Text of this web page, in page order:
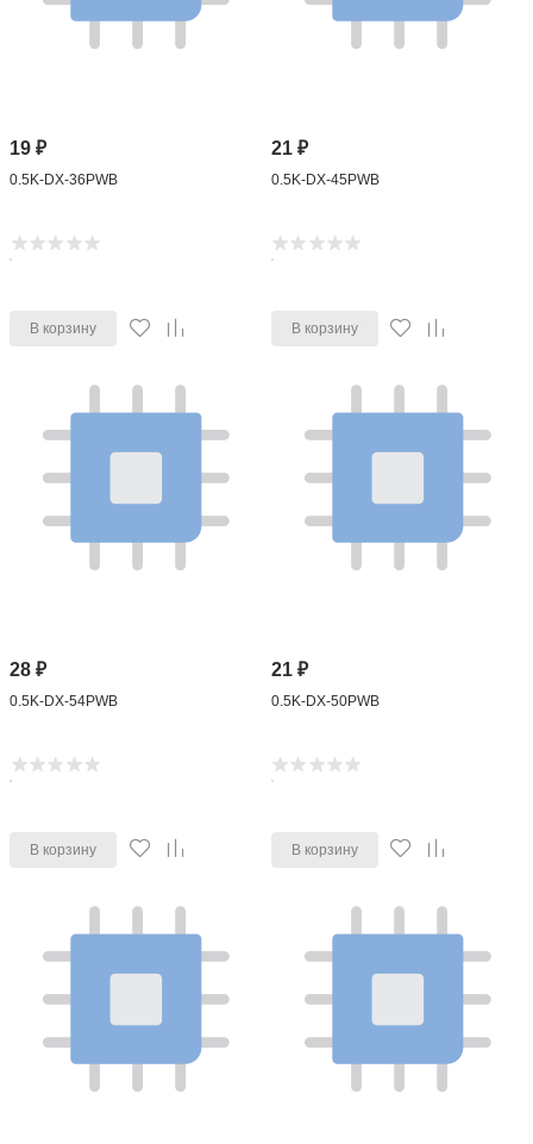
19₽
0.5K-DX-36PWB
В корзину
21 ₽
0.5K-DX-45PWB
В корзину
28₽
0.5K-DX-54PWB
В корзину
21 ₽
0.5K-DX-50PWB
В корзину